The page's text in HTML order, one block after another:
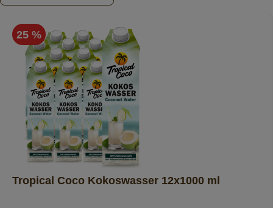
25 %
Tropical Coco Kokoswasser 12x1000 ml